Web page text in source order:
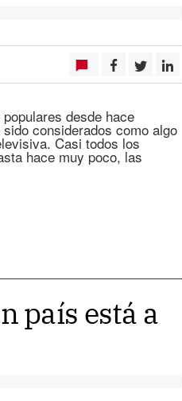
desde hace
considerados como algo
Casi todos los
hace muy poco, las
país está a